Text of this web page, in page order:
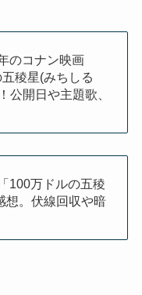
のコナン映画
五稜星(みちしる
公開日や主題歌、
100万ドルの五稜
想。伏線回収や暗